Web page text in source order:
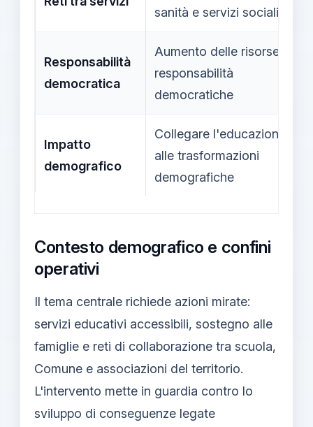
sanità e servizi sociali
Responsabilità
democratica
Aumento delle risorse e
responsabilità
democratiche
Impatto
demografico
Collegare l'educazione
alle trasformazioni
demografiche
Contesto demografico e confini
operativi
Il tema centrale richiede azioni mirate:
servizi educativi accessibili, sostegno alle
famiglie e reti di collaborazione tra scuola,
Comune e associazioni del territorio.
L'intervento mette in guardia contro lo
sviluppo di conseguenze legate